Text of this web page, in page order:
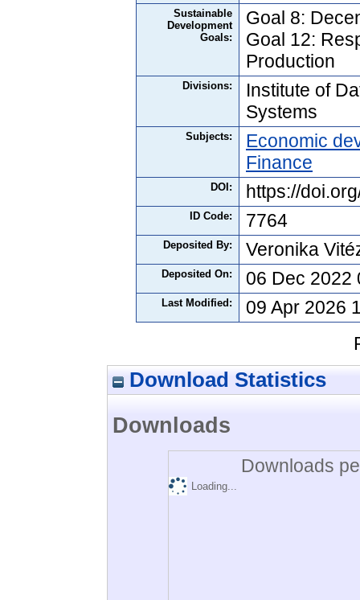
Sustainable
Development
Goals:
Goal 8:
Goal 12:
Production
Divisions:
Institute of
Systems
Subjects:
Economic
Finance
DOI: https://
ID Code: 7764
Deposited By: Veronika
Deposited On: 06 Dec 2022
Last Modified:
09 Apr 2026
Download Statistics
Downloads
Downloads
Loading...